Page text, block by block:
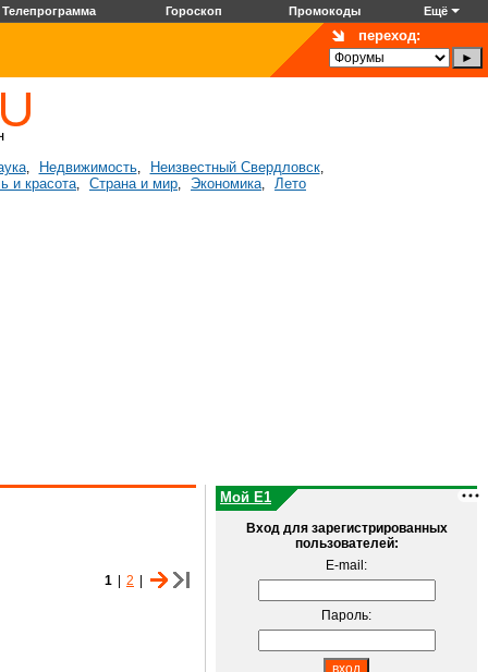
Телепрограмма Гороскоп Промокоды Ещё
переход:
, Недвижимость, Неизвестный Свердловск,
и красота, Страна и мир, Экономика, Лето
1 2
Мой E1
Вход для зарегистрированных
пользователей:
E-mail:
Пароль: